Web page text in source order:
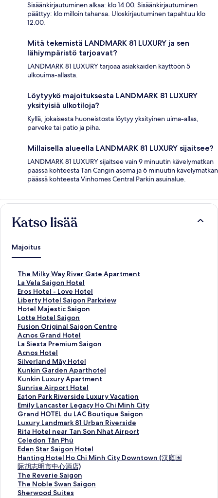
Sisäänkirjautuminen alkaa: klo 14.00. Sisäänkirjautuminen
päättyy: klo milloin tahansa. Uloskirjautuminen tapahtuu klo
12.00.
Mitä tekemistä LANDMARK 81 LUXURY ja sen
lähiympäristö tarjoavat?
LANDMARK 81 LUXURY tarjoaa asiakkaiden käyttöön 5
ulkouima-allasta.
Löytyykö majoituksesta LANDMARK 81 LUXURY
yksityisiä ulkotiloja?
Kyllä, jokaisesta huoneistosta löytyy yksityinen uima-allas,
parveke tai patio ja piha.
Millaisella alueella LANDMARK 81 LUXURY sijaitsee?
LANDMARK 81 LUXURY sijaitsee vain 9 minuutin kävelymatkan
päässä kohteesta Tan Cangin asema ja 6 minuutin kävelymatkan
päässä kohteesta Vinhomes Central Parkin asuinalue.
Katso lisää
Majoitus
The Milky Way River Gate Apartment
K
o
h
t
e
e
n
T
h
e
M
i
l
k
y
W
a
y
R
i
v
e
r
G
a
t
La Vela Saigon Hotel
K
o
h
t
e
e
n
L
a
V
e
l
a
S
a
i
g
o
n
H
o
t
e
l
s
Eros Hotel - Love Hotel
K
o
h
t
e
e
n
E
r
o
s
H
o
t
e
l
-
L
o
v
e
H
o
t
Liberty Hotel Saigon Parkview
K
o
h
t
e
e
n
L
i
b
e
r
t
y
H
o
t
e
l
S
a
i
g
Hotel Majestic Saigon
K
o
h
t
e
e
n
H
o
t
e
l
M
a
j
e
s
t
i
c
S
a
Lotte Hotel Saigon
K
o
h
t
e
e
n
L
o
t
t
e
H
o
t
e
l
S
a
i
g
Fusion Original Saigon Centre
K
o
h
t
e
e
n
F
u
s
i
o
n
O
r
i
g
i
n
a
Acnos Grand Hotel
K
o
h
t
e
e
n
A
c
n
o
s
G
r
a
n
d
H
o
La Siesta Premium Saigon
K
o
h
t
e
e
n
L
a
S
i
e
s
t
a
P
r
e
Acnos Hotel
K
o
h
t
e
e
n
A
c
n
o
s
H
o
t
e
l
Silverland Mây Hotel
K
o
h
t
e
e
n
S
i
l
v
e
r
l
a
n
Kunkin Garden Aparthotel
K
o
h
t
e
e
n
K
u
n
k
i
n
G
a
Kunkin Luxury Apartment
K
o
h
t
e
e
n
K
u
n
k
i
n
L
Sunrise Airport Hotel
K
o
h
t
e
e
n
S
u
n
r
i
s
Eaton Park Riverside Luxury Vacation
K
o
h
t
e
e
n
E
a
t
o
n
Emily Lancaster Legacy Ho Chi Minh City
K
o
h
t
e
e
n
E
m
i
l
Grand HOTEL du LAC Boutique Saigon
K
o
h
t
e
e
n
G
r
a
Luxury Landmark 81 Urban Riverside
K
o
h
t
e
e
n
L
u
Rita Hotel near Tan Son Nhat Airport
K
o
h
t
e
e
n
R
Celedon Tân Phú
K
o
h
t
e
e
n
Eden Star Saigon Hotel
K
o
h
t
e
e
Hanting Hotel Ho Chi Minh City Downtown (汉庭国
际胡志明市中心酒店)
K
o
h
t
e
The Reverie Saigon
K
o
h
The Noble Swan Saigon
K
o
Sherwood Suites
K